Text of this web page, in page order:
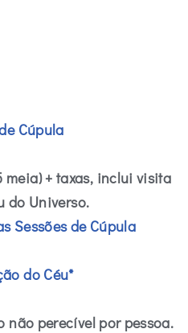
Cúpula
meia) + taxas, inclui visita
do Universo.
Sessões de Cúpula
do Céu*
não perecível por pessoa.